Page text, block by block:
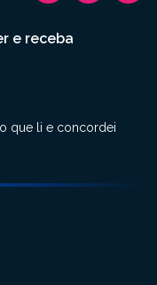
e receba
que li e concordei